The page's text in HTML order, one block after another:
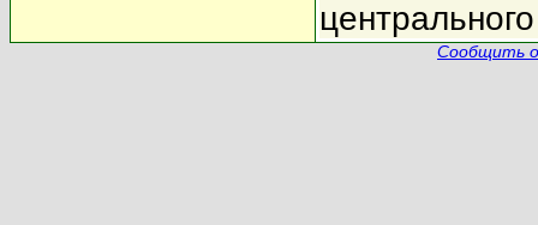
Сообщить о